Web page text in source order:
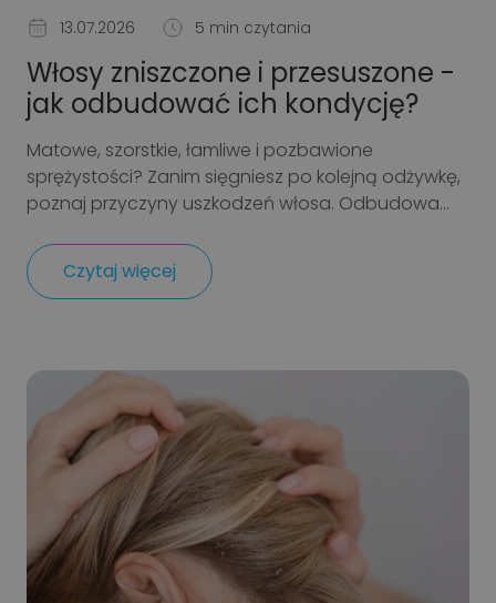
13.07.2026 5 min czytania
Włosy zniszczone i przesuszone -
jak odbudować ich kondycję?
Matowe, szorstkie, łamliwe i pozbawione
sprężystości? Zanim sięgniesz po kolejną odżywkę,
poznaj przyczyny uszkodzeń włosa. Odbudowa...
Czytaj więcej